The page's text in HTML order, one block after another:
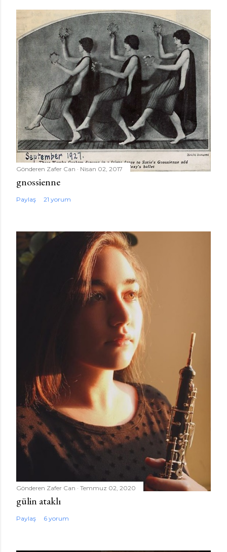
Gönderen Zafer Can Nisan 02, 2017
gnossienne
Paylaş 21 yorum
Gönderen Zafer Can Temmuz 02, 2020
gülin ataklı
Paylaş 6 yorum